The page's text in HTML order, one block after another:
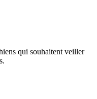
qui souhaitent veiller